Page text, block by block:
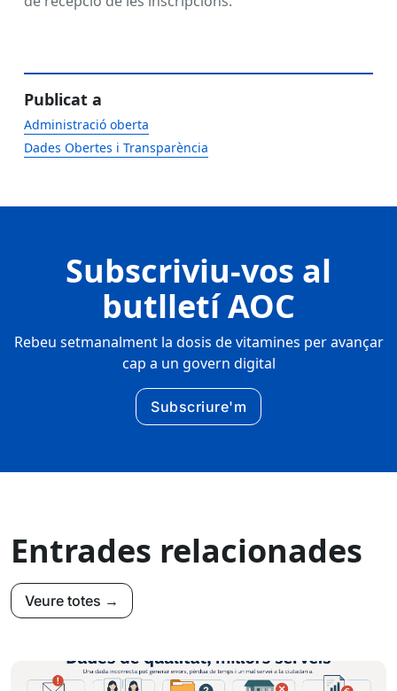
Publicat a
Administració oberta
Dades Obertes i Transparència
Subscriviu-vos al
butlletí AOC
Rebeu setmanalment la dosis de vitamines per avançar
cap a un govern digital
Subscriure'm
Entrades relacionades
Veure totes →